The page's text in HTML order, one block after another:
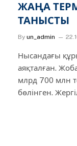
ЖАҢА
ТАНЫСТЫ
By un_admin
Нысандағы
аяқталған.
млрд 700 млн
бөлінген.